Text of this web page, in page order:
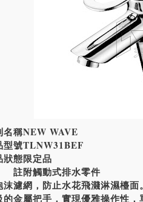
名稱NEW WAVE
型號TLNW31BEF
狀態限定品
附觸動式排水零件
沫濾網，防止水花飛濺淋濕檯面
的金屬把手，實現優雅操作性